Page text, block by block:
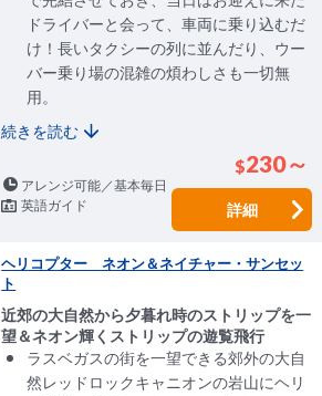
ドライバーと会って、車両に乗り込むだ
け！長いタクシーの列に並んだり、ウー
バー乗り場の混雑の煩わしさも一切無
用。
続きを読む
$230～
アレンジ可能／基本毎日
英語ガイド
詳細
ヘリコプター ネオン＆ネイチャー・サンセッ
ト
近郊の大自然から夕暮れ時のストリップを一
望＆ネオン輝くストリップの遊覧飛行
ラスベガスの街を一望できる郊外の大自
然レッドロックキャニオンの岩山にヘリ